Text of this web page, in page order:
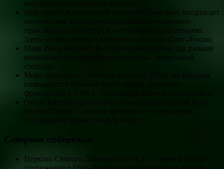
колониальном прошлом острова.
Небольшой Королевский музей Ла-Павильон предлагает
посетителям коллекцию предметов декоративно-
прикладного искусства и историческую коллекцию.
Здесь можно узнать о культуре и истории Сент-Люсии.
Маяк Виги окружен Историческим парком, где раньше
находилась система оборонительных укреплений
столицы.
Морн-Фортюн — это холм высотой 280 м, на котором
возвышается главный форт страны. Основан
французами в 1768 г. Часть форта хорошо сохранилась.
Около Кастри расположен сильно разрушенный форт
Бутель-Пойнт — первое крепостное сооружение,
Северное побережье
Церковь Святого Джозефа (XIX в.) — самое большое